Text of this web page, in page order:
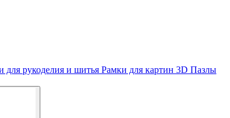
для рукоделия и шитья Рамки для картин 3D Пазлы